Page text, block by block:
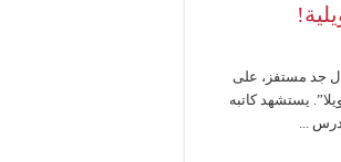
صدر مقال جد مستفز، على
يستشهد كاتبه